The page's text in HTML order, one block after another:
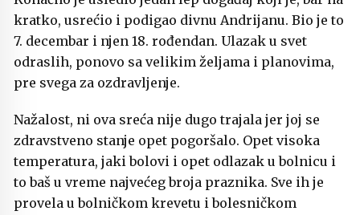
kratko, usrećio i podigao divnu Andrijanu. Bio je to
7. decembar i njen 18. rođendan. Ulazak u svet
odraslih, ponovo sa velikim željama i planovima,
pre svega za ozdravljenje.
Nažalost, ni ova sreća nije dugo trajala jer joj se
zdravstveno stanje opet pogoršalo. Opet visoka
temperatura, jaki bolovi i opet odlazak u bolnicu i
to baš u vreme najvećeg broja praznika. Sve ih je
provela u bolničkom krevetu i bolesničkom